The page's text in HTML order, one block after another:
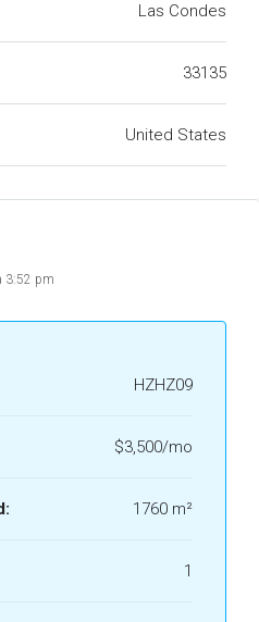
Las Condes
33135
United States
3:52 pm
HZHZ09
$3,500/mo
1760 m²
1